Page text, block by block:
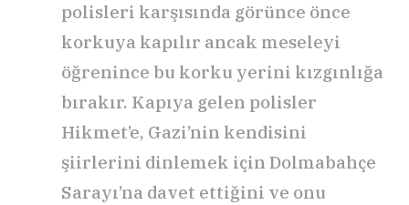
polisleri karşısında görünce önce
korkuya kapılır ancak meseleyi
öğrenince bu korku yerini kızgınlığa
bırakır. Kapıya gelen polisler
Hikmet’e, Gazi’nin kendisini
şiirlerini dinlemek için Dolmabahçe
Sarayı’na davet ettiğini ve onu